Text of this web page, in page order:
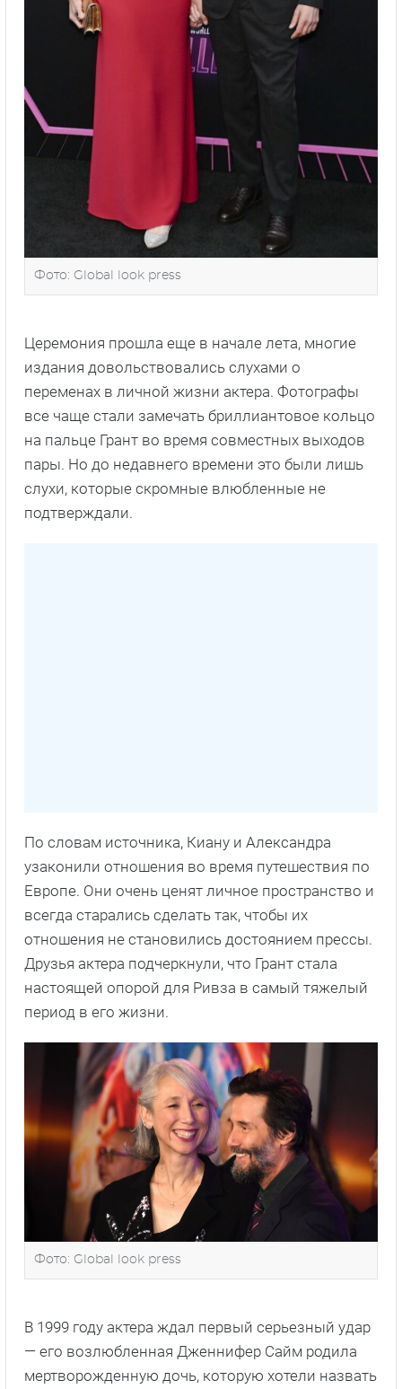
Фото: Global look press
Церемония прошла еще в начале лета, многие
издания довольствовались слухами о
переменах в личной жизни актера. Фотографы
все чаще стали замечать бриллиантовое кольцо
на пальце Грант во время совместных выходов
пары. Но до недавнего времени это были лишь
слухи, которые скромные влюбленные не
подтверждали.
По словам источника, Киану и Александра
узаконили отношения во время путешествия по
Европе. Они очень ценят личное пространство и
всегда старались сделать так, чтобы их
отношения не становились достоянием прессы.
Друзья актера подчеркнули, что Грант стала
настоящей опорой для Ривза в самый тяжелый
период в его жизни.
Фото: Global look press
В 1999 году актера ждал первый серьезный удар
— его возлюбленная Дженнифер Сайм родила
мертворожденную дочь, которую хотели назвать